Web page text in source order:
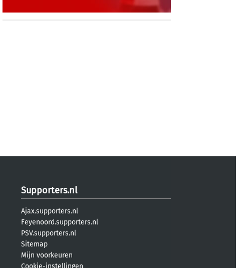
Supporters.nl
Ajax.supporters.nl
Feyenoord.supporters.nl
PSV.supporters.nl
Sitemap
Mijn voorkeuren
Cookie-instellingen